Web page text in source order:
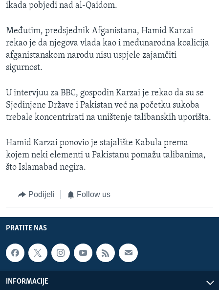
ikada pobjedi nad al-Qaidom.
Međutim, predsjednik Afganistana, Hamid Karzai
rekao je da njegova vlada kao i međunarodna koalicija
afganistanskom narodu nisu uspjele zajamčiti
sigurnost.
U intervjuu za BBC, gospodin Karzai je rekao da su se
Sjedinjene Države i Pakistan već na početku sukoba
trebale koncentrirati na uništenje talibanskih uporišta.
Hamid Karzai ponovio je stajalište Kabula prema
kojem neki elementi u Pakistanu pomažu talibanima,
što Islamabad negira.
Podijeli Follow us
PRATITE NAS
INFORMACIJE